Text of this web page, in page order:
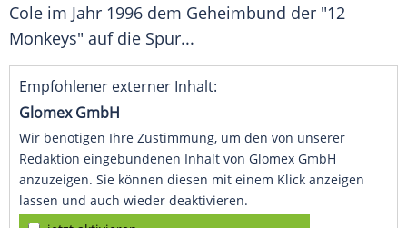
Cole im Jahr 1996 dem Geheimbund der "12
Monkeys" auf die Spur...
Empfohlener externer Inhalt:
Glomex GmbH
Wir benötigen Ihre Zustimmung, um den von unserer
Redaktion eingebundenen Inhalt von Glomex GmbH
anzuzeigen. Sie können diesen mit einem Klick anzeigen
lassen und auch wieder deaktivieren.